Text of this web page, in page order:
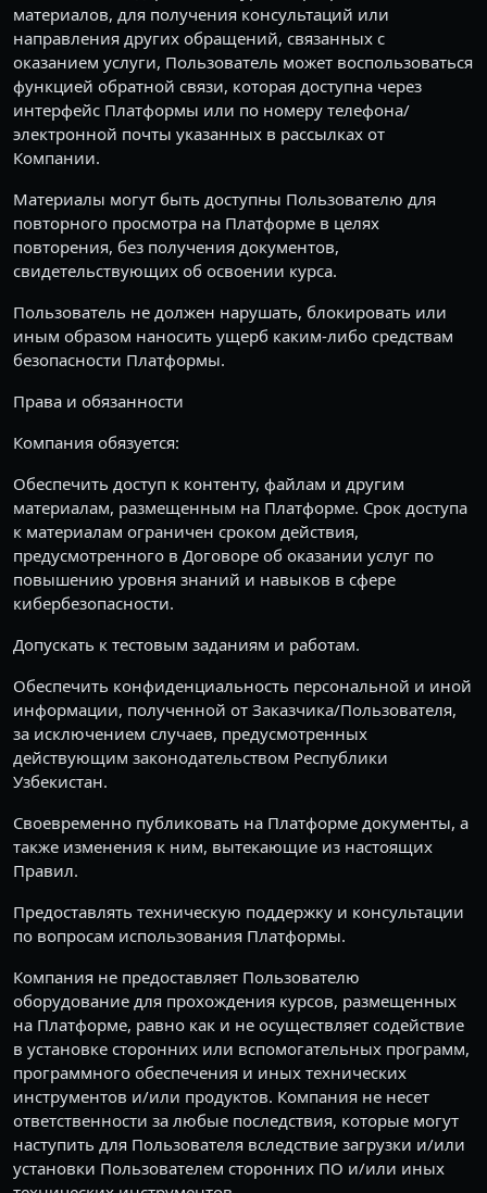
материалов, для получения консультаций или
направления других обращений, связанных с
оказанием услуги, Пользователь может воспользоваться
функцией обратной связи, которая доступна через
интерфейс Платформы или по номеру телефона/
электронной почты указанных в рассылках от
Компании.
Материалы могут быть доступны Пользователю для
повторного просмотра на Платформе в целях
повторения, без получения документов,
свидетельствующих об освоении курса.
Пользователь не должен нарушать, блокировать или
иным образом наносить ущерб каким-либо средствам
безопасности Платформы.
Права и обязанности
Компания обязуется:
Обеспечить доступ к контенту, файлам и другим
материалам, размещенным на Платформе. Срок доступа
к материалам ограничен сроком действия,
предусмотренного в Договоре об оказании услуг по
повышению уровня знаний и навыков в сфере
кибербезопасности.
Допускать к тестовым заданиям и работам.
Обеспечить конфиденциальность персональной и иной
информации, полученной от Заказчика/Пользователя,
за исключением случаев, предусмотренных
действующим законодательством Республики
Узбекистан.
Своевременно публиковать на Платформе документы, а
также изменения к ним, вытекающие из настоящих
Правил.
Предоставлять техническую поддержку и консультации
по вопросам использования Платформы.
Компания не предоставляет Пользователю
оборудование для прохождения курсов, размещенных
на Платформе, равно как и не осуществляет содействие
в установке сторонних или вспомогательных программ,
программного обеспечения и иных технических
инструментов и/или продуктов. Компания не несет
ответственности за любые последствия, которые могут
наступить для Пользователя вследствие загрузки и/или
установки Пользователем сторонних ПО и/или иных